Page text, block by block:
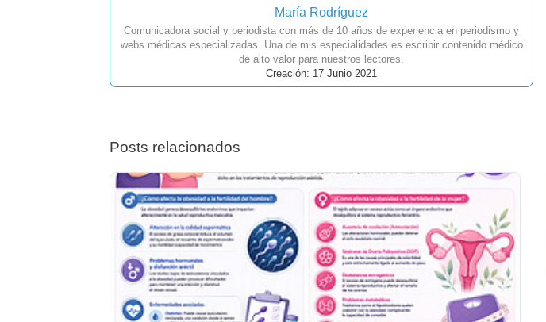
María Rodríguez
Comunicadora social y periodista con más de 10 años de experiencia en periodismo y
webs médicas especializadas. Una de mis especialidades es escribir contenido médico
de alto valor para nuestros lectores.
Creación: 17 Junio 2021
Posts relacionados